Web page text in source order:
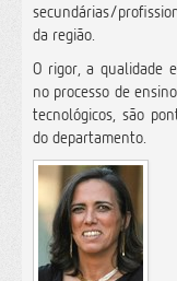
secundárias/
da região.
O rigor, a qualidade
no processo de
tecnológicos, são
do departamento.